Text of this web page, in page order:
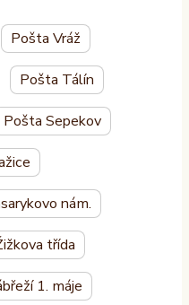
Pošta Vráž
Pošta Tálín
Pošta Sepekov
nám.
třída
1. máje